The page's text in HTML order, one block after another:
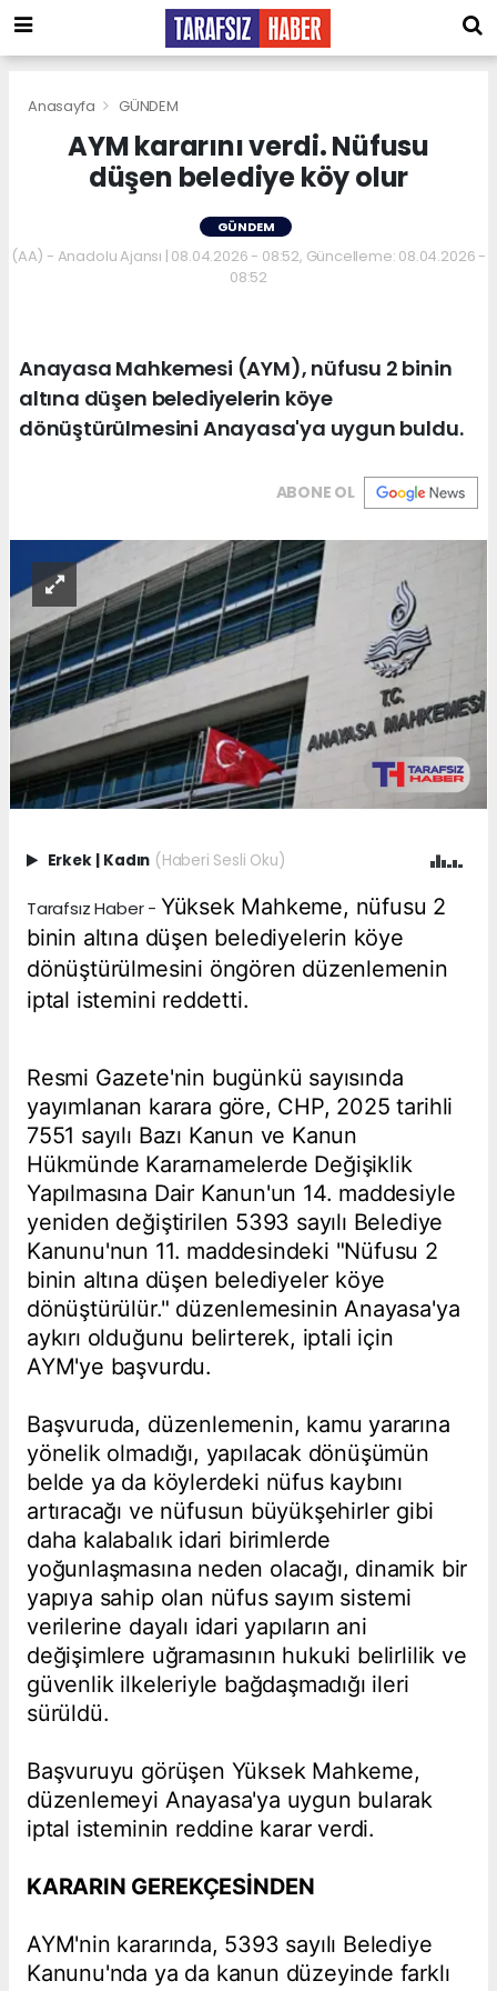
Anasayfa GÜNDEM
AYM kararını verdi. Nüfusu
düşen belediye köy olur
GÜNDEM
(AA) - Anadolu Ajansı | 08.04.2026 - 08:52, Güncelleme: 08.04.2026 -
08:52
Anayasa Mahkemesi (AYM), nüfusu 2 binin
altına düşen belediyelerin köye
dönüştürülmesini Anayasa'ya uygun buldu.
ABONE OL
Erkek | Kadın (Haberi Sesli Oku)
Tarafsız Haber - Yüksek Mahkeme, nüfusu 2
binin altına düşen belediyelerin köye
dönüştürülmesini öngören düzenlemenin
iptal istemini reddetti.
Resmi Gazete'nin bugünkü sayısında
yayımlanan karara göre, CHP, 2025 tarihli
7551 sayılı Bazı Kanun ve Kanun
Hükmünde Kararnamelerde Değişiklik
Yapılmasına Dair Kanun'un 14. maddesiyle
yeniden değiştirilen 5393 sayılı Belediye
Kanunu'nun 11. maddesindeki "Nüfusu 2
binin altına düşen belediyeler köye
dönüştürülür." düzenlemesinin Anayasa'ya
aykırı olduğunu belirterek, iptali için
AYM'ye başvurdu.
Başvuruda, düzenlemenin, kamu yararına
yönelik olmadığı, yapılacak dönüşümün
belde ya da köylerdeki nüfus kaybını
artıracağı ve nüfusun büyükşehirler gibi
daha kalabalık idari birimlerde
yoğunlaşmasına neden olacağı, dinamik bir
yapıya sahip olan nüfus sayım sistemi
verilerine dayalı idari yapıların ani
değişimlere uğramasının hukuki belirlilik ve
güvenlik ilkeleriyle bağdaşmadığı ileri
sürüldü.
Başvuruyu görüşen Yüksek Mahkeme,
düzenlemeyi Anayasa'ya uygun bularak
iptal isteminin reddine karar verdi.
KARARIN GEREKÇESİNDEN
AYM'nin kararında, 5393 sayılı Belediye
Kanunu'nda ya da kanun düzeyinde farklı